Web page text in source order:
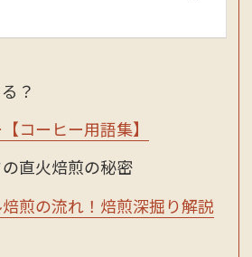
？
コーヒー用語集】
直火焙煎の秘密
煎の流れ！焙煎深掘り解説